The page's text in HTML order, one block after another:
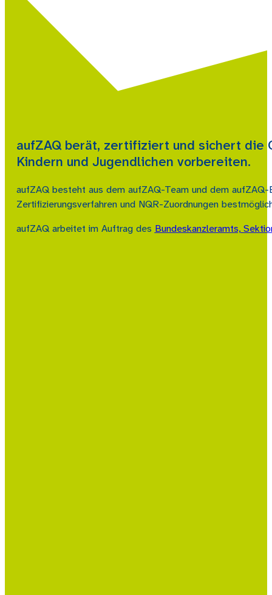
aufZAQ berät, zertifiziert und sichert die
Kindern und Jugendlichen vorbereiten.
aufZAQ besteht aus dem aufZAQ-Team und dem
Zertifizierungsverfahren und NQR-Zuordnungen
aufZAQ arbeitet im Auftrag des Bundeskanzleramts,